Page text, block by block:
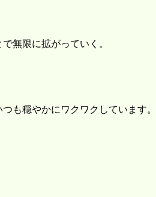
無限に拡がっていく。
も穏やかにワクワクしています。